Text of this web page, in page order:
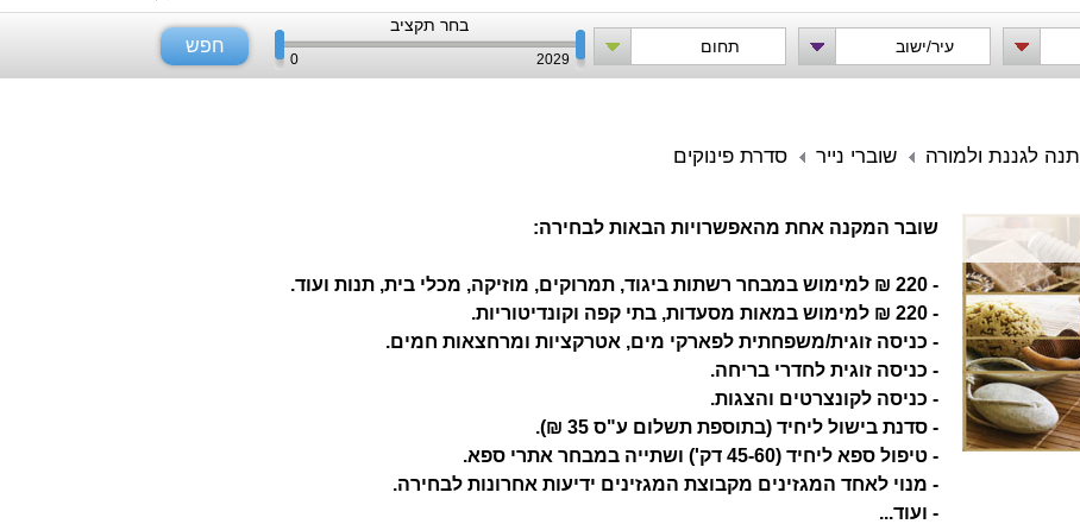
עיר/ישוב תחום
בחר תקציב
0 2029
חפש
לגננת ולמורה שוברי נייר סדרת פינוקים
שובר המקנה אחת מהאפשרויות הבאות לבחירה:
- 220 ₪ למימוש במבחר רשתות ביגוד, תמרוקים, מוזיקה, מכלי בית, תנות ועוד.
- 220 ₪ למימוש במאות מסעדות, בתי קפה וקונדיטוריות.
- כניסה זוגית/משפחתית לפארקי מים, אטרקציות ומרחצאות חמים.
- כניסה זוגית לחדרי בריחה.
- כניסה לקונצרטים והצגות.
- סדנת בישול ליחיד (בתוספת תשלום ע"ס 35 ₪).
- טיפול ספא ליחיד (45-60 דק') ושתייה במבחר אתרי ספא.
- מנוי לאחד המגזינים מקבוצת המגזינים ידיעות אחרונות לבחירה.
- ועוד...